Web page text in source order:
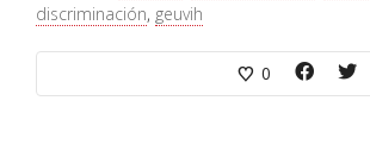
discriminación, geuvih
0